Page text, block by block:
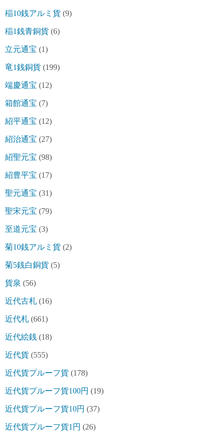
稲10銭アルミ貨 (9)
稲1銭青銅貨 (6)
立元通宝 (1)
竜1銭銅貨 (199)
端慶通宝 (12)
箱館通宝 (7)
紹平通宝 (12)
紹治通宝 (27)
紹聖元宝 (98)
紹豊平宝 (17)
聖元通宝 (31)
聖宋元宝 (79)
至道元宝 (3)
菊10銭アルミ貨 (2)
菊5銭白銅貨 (5)
貨泉 (56)
近代古札 (16)
近代札 (661)
近代絵銭 (18)
近代貨 (555)
近代貨プルーフ貨 (178)
近代貨プルーフ貨100円 (19)
近代貨プルーフ貨10円 (37)
近代貨プルーフ貨1円 (26)